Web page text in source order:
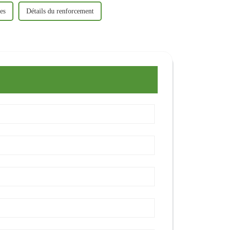
Détails du renforcement